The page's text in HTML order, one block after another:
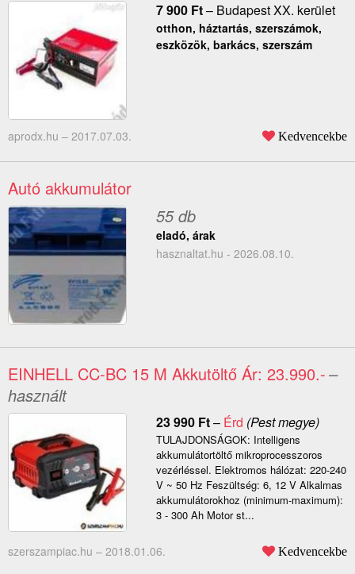
7 900 Ft– Budapest XX. kerület
otthon, háztartás, szerszámok,
eszközök, barkács, szerszám
aprodx.hu – 2017.07.03. Kedvencekbe
Autó akkumulátor
55 db
eladó, árak
hasznaltat.hu - 2026.08.10.
EINHELL CC-BC 15 M Akkutöltő Ár: 23.990.-–
használt
23 990 Ft– Érd (Pest megye)
TULAJDONSÁGOK: Intelligens
akkumulátortöltő mikroprocesszoros
vezérléssel. Elektromos hálózat: 220-240
V ~ 50 Hz Feszültség: 6, 12 V Alkalmas
akkumulátorokhoz (minimum-maximum):
3 - 300 Ah Motor st...
szerszampiac.hu – 2018.01.06. Kedvencekbe